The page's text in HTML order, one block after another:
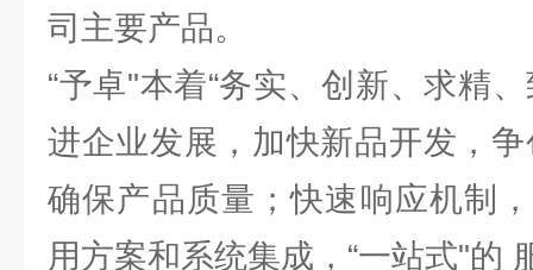
司主要产品。
“予卓"本着“务实、创新、求精
进企业发展，加快新品开发，
确保产品质量；快速响应机制
用方案和系统集成，“一站式"的